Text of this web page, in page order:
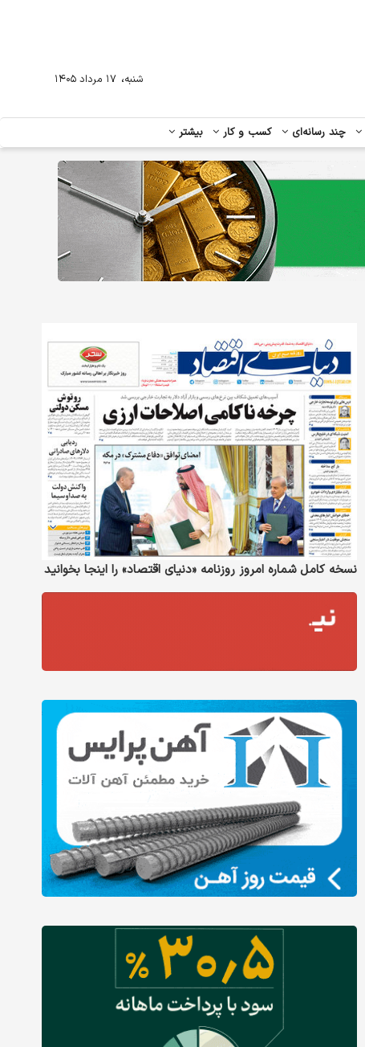
چند رسانه‌ای کسب و کار بیشتر
شنبه، ۱۷ مرداد ۱۴۰۵
نسخه کامل شماره امروز روزنامه «دنیای‌ اقتصاد» را اینجا بخوانید